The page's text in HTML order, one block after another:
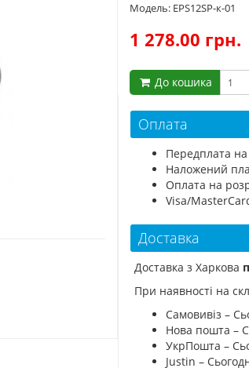
Модель: EPS12SP-к-01
1 278.00 грн.
До кошика
Оплата
Передплата на
Наложений
Оплата на
Visa/
Доставка
Доставка з Харкова
При наявності на
Самовивіз –
Нова пошта –
УкрПошта –
Justin –